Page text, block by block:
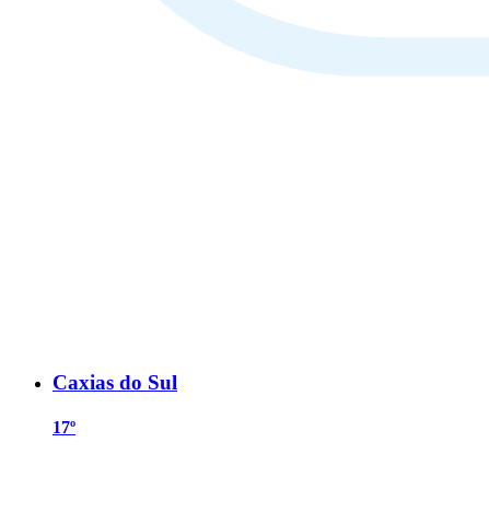
Caxias do Sul
17º